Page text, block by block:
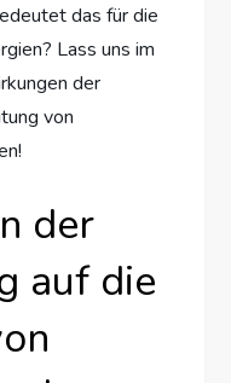
das für die
Lass uns im
der
von
der
auf die